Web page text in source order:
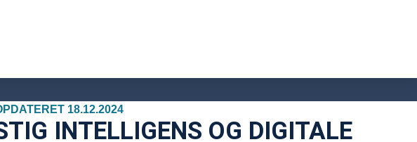
18.12.2024
INTELLIGENS OG DIGITALE